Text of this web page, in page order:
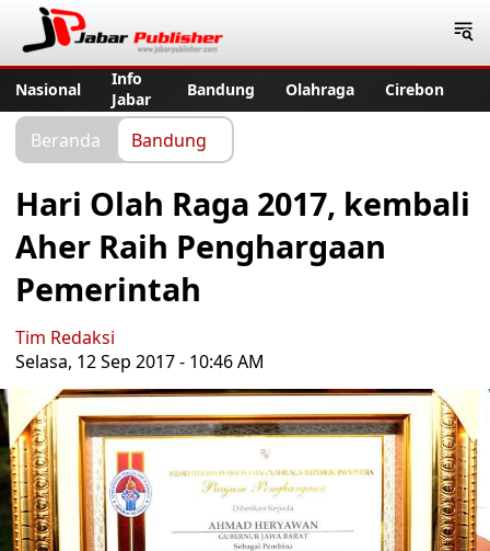
Nasional
Info
Jabar
Bandung Olahraga Cirebon
Beranda Bandung
Hari Olah Raga 2017, kembali
Aher Raih Penghargaan
Pemerintah
Tim Redaksi
Selasa, 12 Sep 2017 - 10:46 AM